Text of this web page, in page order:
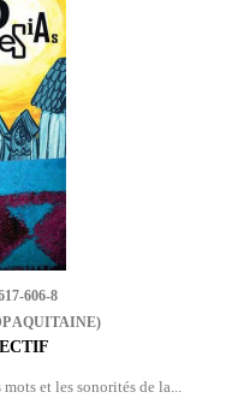
606-8
AQUITAINE)
et les sonorités de la...